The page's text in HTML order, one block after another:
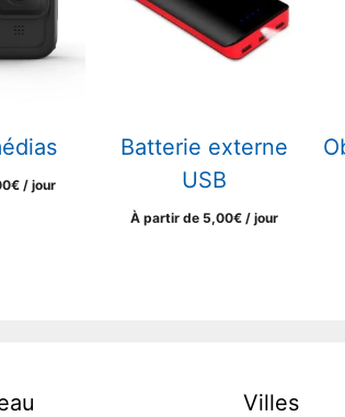
€/ jour
Batterie externe
USB
À partir de 5,00€/ jour
Villes